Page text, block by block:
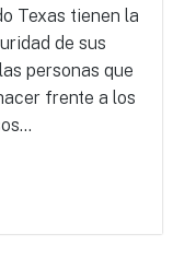
Texas tienen la
de sus
personas que
frente a los